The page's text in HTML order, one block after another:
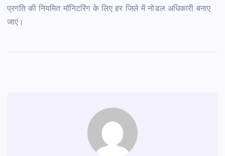
प्रगति की नियमित मॉनिटरिंग के लिए हर जिले में नोडल अधिकारी बनाए
जाएं।